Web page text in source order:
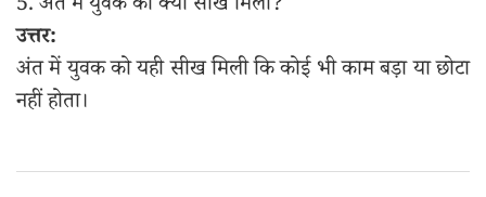
उत्तर:
अंत में युवक को यही सीख मिली कि कोई भी काम बड़ा या छोटा
नहीं होता।